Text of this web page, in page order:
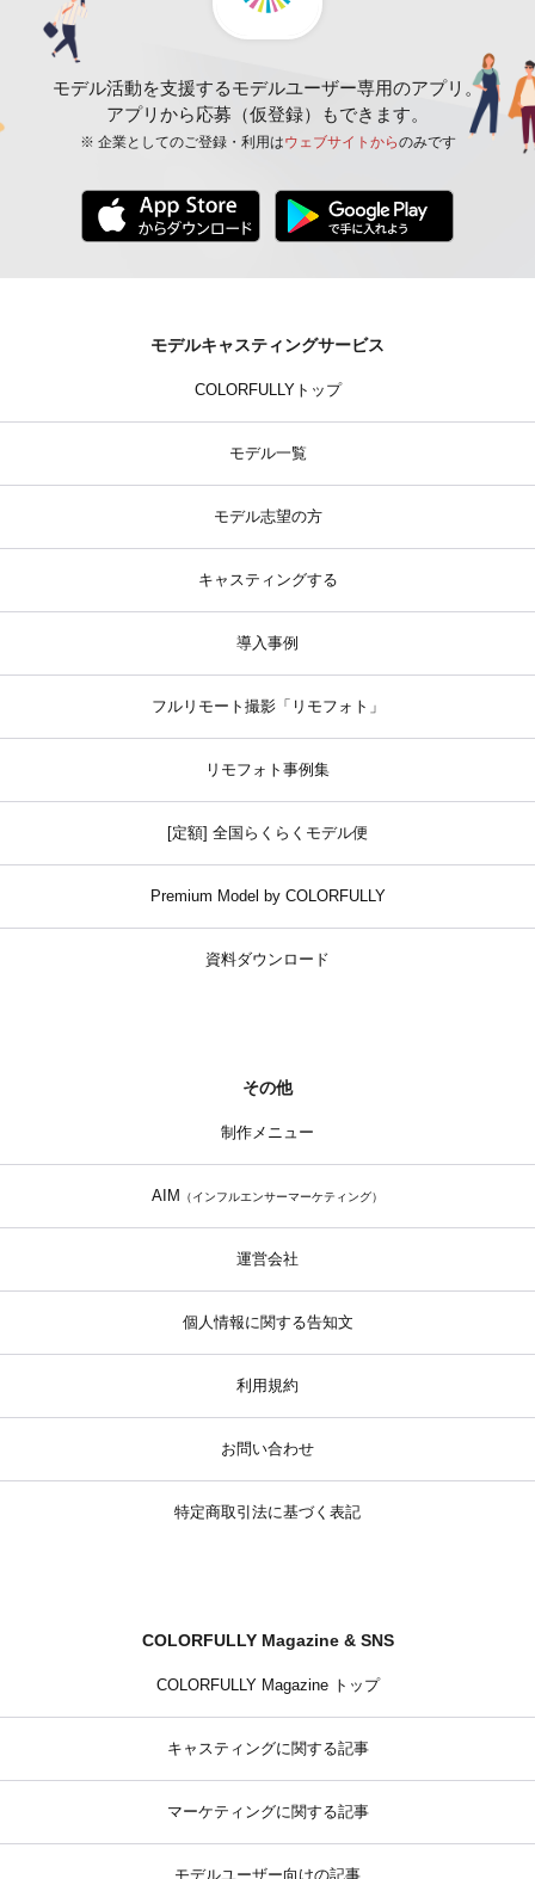
モデル活動を支援するモデルユーザー専用のアプリ。
アプリから応募（仮登録）もできます。
※ 企業としてのご登録・利用はウェブサイトからのみです
モデルキャスティングサービス
COLORFULLYトップ
モデル一覧
モデル志望の方
キャスティングする
導入事例
フルリモート撮影「リモフォト」
リモフォト事例集
[定額] 全国らくらくモデル便
Premium Model by COLORFULLY
資料ダウンロード
その他
制作メニュー
AIM （インフルエンサーマーケティング）
運営会社
個人情報に関する告知文
利用規約
お問い合わせ
特定商取引法に基づく表記
COLORFULLY Magazine & SNS
COLORFULLY Magazine トップ
キャスティングに関する記事
マーケティングに関する記事